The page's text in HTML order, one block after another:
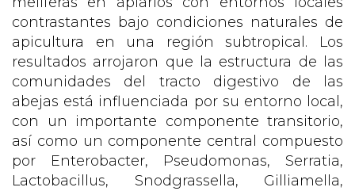
contrastantes bajo condiciones naturales de
apicultura en una región subtropical. Los
resultados arrojaron que la estructura de las
comunidades del tracto digestivo de las
abejas está influenciada por su entorno local,
con un importante componente transitorio,
así como un componente central compuesto
por Enterobacter, Pseudomonas, Serratia,
Lactobacillus, Snodgrassella, Gilliamella,